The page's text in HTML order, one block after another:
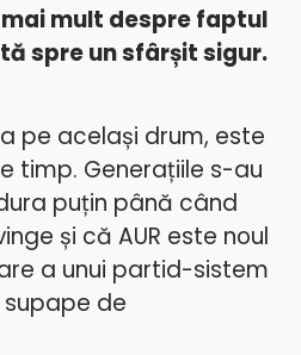
mult despre faptul
spre un sfârșit sigur.
pe același drum, este
timp. Generațiile s-au
puțin până când
și că AUR este noul
a unui partid-sistem
de